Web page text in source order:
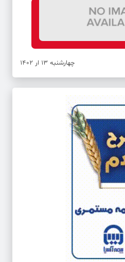
چهارشنبه 13 ار 1402